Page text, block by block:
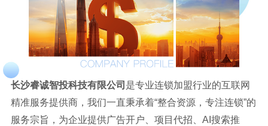
长沙睿诚智投科技有限公司 是专业连锁加盟行业的互联网
精准服务提供商，我们一直秉承着“整合资源，专注连锁”的
服务宗旨，为企业提供广告开户、项目代招、AI搜索推